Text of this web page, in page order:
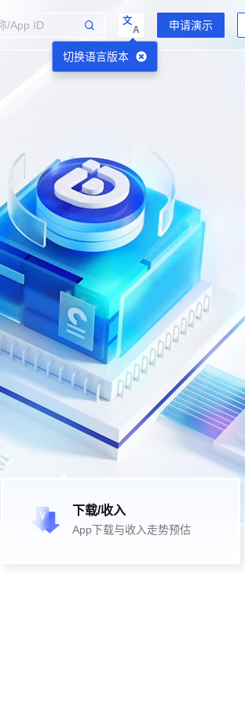
切换语言版本
文
A
下载/收入
App下载与收入走势预估